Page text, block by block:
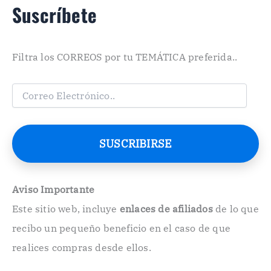
Suscríbete
Filtra los CORREOS por tu TEMÁTICA preferida..
C
e
o
e
t
ó
n
SUSCRIBIRSE
Aviso Importante
Este sitio web, incluye enlaces de afiliadosde lo que
recibo un pequeño beneficio en el caso de que
realices compras desde ellos.